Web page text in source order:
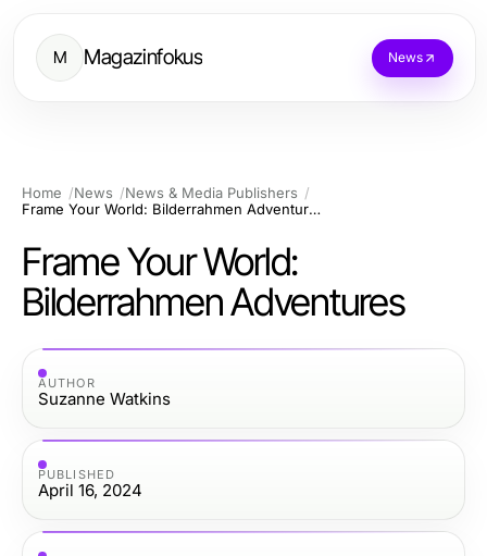
M Magazinfokus News
Home News
News & Media Publishers
Frame Your World: Bilderrahmen Adventures
Frame Your World:
Bilderrahmen Adventures
AUTHOR
Suzanne Watkins
PUBLISHED
April 16, 2024